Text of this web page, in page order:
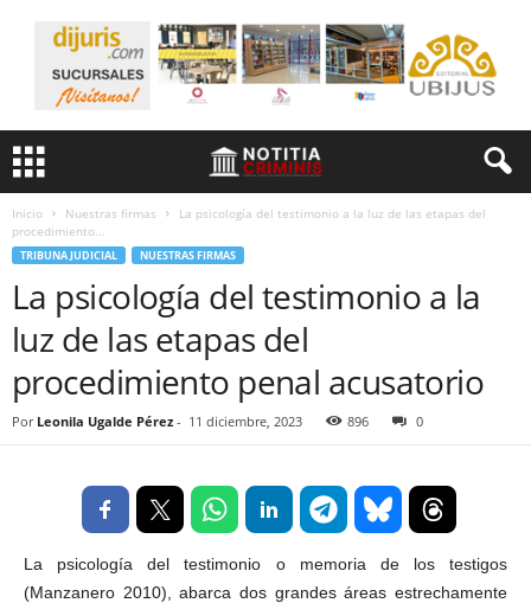
Inicio Nuestras firmas
La psicología del testimonio a la luz de las etapas del
procedimiento...
TRIBUNA JUDICIAL NUESTRAS FIRMAS
La psicología del testimonio a la
luz de las etapas del
procedimiento penal acusatorio
Por Leonila Ugalde Pérez - 11 diciembre, 2023 896 0
La psicología del testimonio o memoria de los testigos
(Manzanero 2010), abarca dos grandes áreas estrechamente